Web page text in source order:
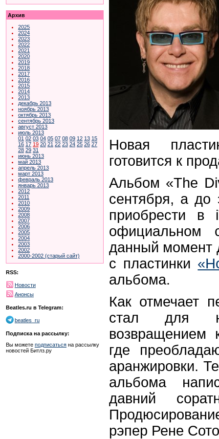
Архив
2025
2024
2023
2022
2021
2020
2019
2018
2017
2016
2015
2014
2013
декабрь 2013
ноябрь 2013
октябрь 2013
сентябрь 2013
август 2013
июль 2013
01 02 03 04 05 07 08 09 12 13 15
16 17 19 20 21 22 23 24 25 26 27
28 29 31
июнь 2013
май 2013
апрель 2013
март 2013
февраль 2013
январь 2013
2012
2011
2010
2009
2008
2007
2006
2005
2004
2003
2002
2000-2002 (старый сайт)
RSS:
Новости
Анонсы
Beatles.ru в Telegram:
beatles_ru
Подписка на рассылку:
Вы можете подписаться на рассылку
новостей Битлз.ру
Новая
готовится к
Альбом «The
сентября, а до
приобрести в
официальном
данный момент
с пластинки
альбома.
Как отмечает
стал для
возвращением
где
аранжировки.
альбома
давний
рэпер Рене